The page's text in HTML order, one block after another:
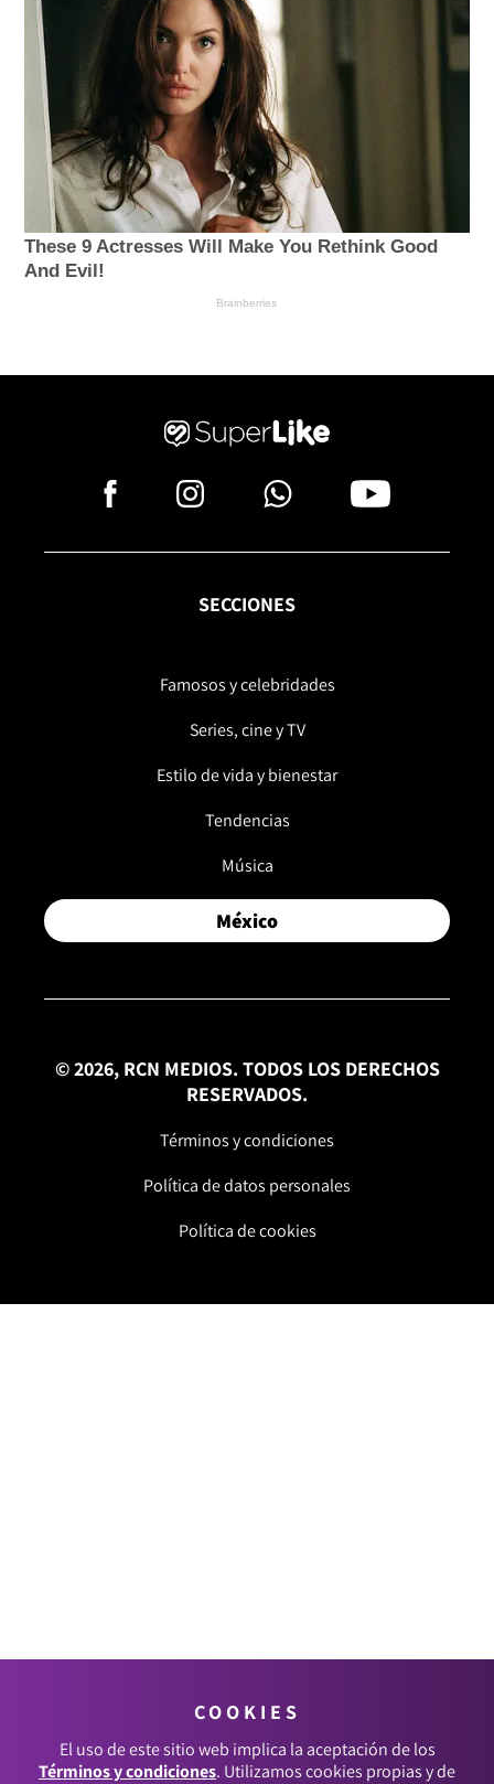
SECCIONES
Famosos y celebridades
Series, cine y TV
Estilo de vida y bienestar
Tendencias
Música
México
© 2026, RCN MEDIOS. TODOS LOS DERECHOS
RESERVADOS.
Términos y condiciones
Política de datos personales
Política de cookies
COOKIES
El uso de este sitio web implica la aceptación de los
Términos y condiciones. Utilizamos cookies propias y de